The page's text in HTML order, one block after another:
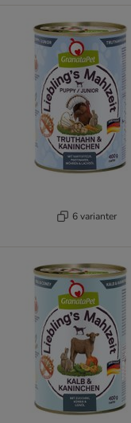
6 varianter